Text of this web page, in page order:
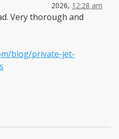
2026, 12:28 am
Very thorough and
blog/private-jet-